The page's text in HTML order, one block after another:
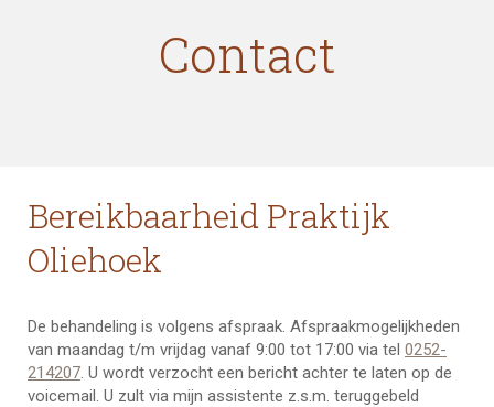
Contact
Bereikbaarheid Praktijk
Oliehoek
De behandeling is volgens afspraak. Afspraakmogelijkheden
van maandag t/m vrijdag vanaf 9:00 tot 17:00 via tel 0252-
214207. U wordt verzocht een bericht achter te laten op de
voicemail. U zult via mijn assistente z.s.m. teruggebeld